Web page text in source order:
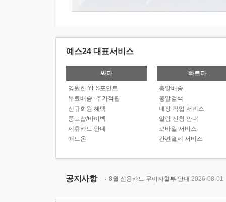
예스24 대표서비스
싸다
영원한 YES포인트
무료배송+추가적립
신규회원 혜택
중고샵/바이백
제휴카드 안내
애드온
빠르다
총알배송
총알검색
매장 픽업 서비스
알림 신청 안내
모바일 서비스
간편결제 서비스
공지사항 8월 신용카드 무이자할부 안내 2026-08-01